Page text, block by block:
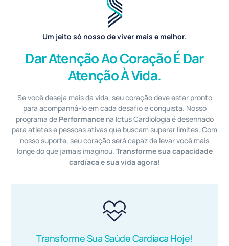
Um jeito só nosso de viver mais e melhor.
Dar Atenção Ao Coração É Dar
Atenção À Vida.
Se você deseja mais da vida, seu coração deve estar pronto
para acompanhá-lo em cada desafio e conquista. Nosso
programa de Performancena Ictus Cardiologia é desenhado
para atletas e pessoas ativas que buscam superar limites. Com
nosso suporte, seu coração será capaz de levar você mais
longe do que jamais imaginou. Transforme sua capacidade
cardíaca e sua vida agora!
Transforme Sua Saúde Cardíaca Hoje!